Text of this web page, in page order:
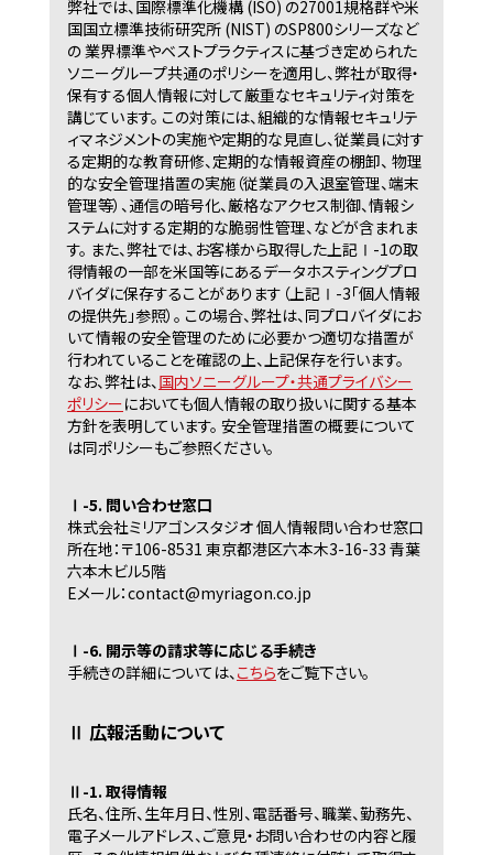
弊社では、国際標準化機構 (ISO) の27001規格群や米
国国立標準技術研究所 (NIST) のSP800シリーズなど
の 業界標準やベストプラクティスに基づき定められた
ソニーグループ共通のポリシーを適用し、弊社が取得・
保有する個人情報に対して厳重なセキュリティ対策を
講じています。 この対策には、組織的な情報セキュリテ
ィマネジメントの実施や定期的な見直し、従業員に対す
る定期的な教育研修、定期的な情報資産の棚卸、 物理
的な安全管理措置の実施（従業員の入退室管理、端末
管理等）、通信の暗号化、厳格なアクセス制御、情報シ
ステムに対する定期的な脆弱性管理、などが含まれま
す。 また、弊社では、お客様から取得した上記Ⅰ-1の取
得情報の一部を米国等にあるデータホスティングプロ
バイダに保存することがあります（上記Ⅰ-3「個人情報
の提供先」参照）。 この場合、弊社は、同プロバイダにお
いて情報の安全管理のために必要かつ適切な措置が
行われていることを確認の上、上記保存を行います。
なお、弊社は、国内ソニーグループ・共通プライバシー
ポリシーにおいても個人情報の取り扱いに関する基本
方針を表明しています。 安全管理措置の概要について
は同ポリシーもご参照ください。
Ⅰ-5. 問い合わせ窓口
株式会社ミリアゴンスタジオ 個人情報問い合わせ窓口
所在地：〒106-8531 東京都港区六本木3-16-33 青葉
六本木ビル5階
Eメール：contact@myriagon.co.jp
Ⅰ-6. 開示等の請求等に応じる手続き
手続きの詳細については、こちらをご覧下さい。
Ⅱ 広報活動について
Ⅱ-1. 取得情報
氏名、住所、生年月日、性別、電話番号、職業、勤務先、
電子メールアドレス、ご意見・お問い合わせの内容と履